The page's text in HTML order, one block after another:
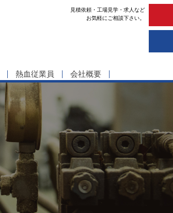
見積依頼・工場見学・求人など
お気軽にご相談下さい。
熱血従業員 会社概要